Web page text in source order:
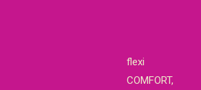
flexi
COMFORT,